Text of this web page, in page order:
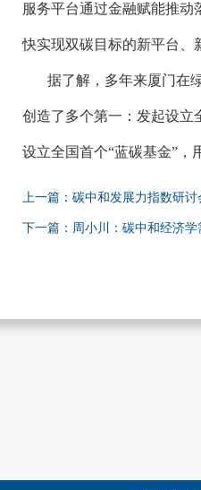
服务平台通过金融赋能推
快实现双碳目标的新平台、
据了解，多年来厦门在
创造了多个第一：发起设立
设立全国首个“蓝碳基金”，
上一篇：碳中和发展力指数研
下一篇：周小川：碳中和经济学